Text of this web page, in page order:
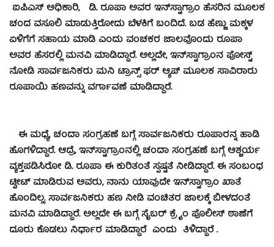
ಐಪಿಎಸ್​ ಅಧಿಕಾರಿ, ಡಿ. ರೂಪಾ ಅವರ ಇನ್​ಸ್ಟಾಗ್ರಾಂ ಹೆಸರಿನ ಮೂಲಕ
ಚಂದ ವಸೂಲಿ ಮಾಡುತ್ತಿರೋದು ಬೆಳಕಿಗೆ ಬಂದಿದೆ. ಬಡ ಹೆಣ್ಣು ಮಕ್ಕಳ
ಏಳಿಗೆಗೆ ಸಹಾಯ ಮಾಡಿ ಎಂದು ವಂಚಕರ ಜಾಲವೊಂದು ರೂಪಾ
ಅವರ ಹೆಸರಲ್ಲಿ ಮನವಿ ಮಾಡಿದ್ದಾರೆ. ಅಲ್ಲದೇ, ಇನ್​ಸ್ಟಾಗ್ರಾಂನ ಪೋಸ್ಟ್
ನೋಡಿ ಸಾರ್ವಜನಿಕರು ಮನಿ ಟ್ರಾನ್ಸ್ ಫರ್ ಆ್ಯಪ್ ಮೂಲಕ ಸಾವಿರಾರು
ರೂಪಾಯಿ ಹಣವನ್ನು ವರ್ಗಾವಣೆ ಮಾಡಿದ್ದಾರೆ.
ಈ ಮಧ್ಯೆ, ಚಂದಾ ಸಂಗ್ರಹಣೆ ಬಗ್ಗೆ ಸಾರ್ವಜನಿಕರು ರೂಪಾರನ್ನ ಹಾಡಿ
ಹೊಗಳಿದ್ದಾರೆ. ಆದ್ರೆ, ಇನ್​ಸ್ಟಾಗ್ರಾಂನಲ್ಲಿ ಚಂದಾ ಸಂಗ್ರಹಣೆ ಬಗ್ಗೆ ಆಶ್ಚರ್ಯ
ವ್ಯಕ್ತಪಡಿಸಿರೋ ಡಿ. ರೂಪಾ ಈ ಕುರಿತಂತೆ ಸ್ಪಷ್ಟತೆ ನೀಡಿದ್ದಾರೆ. ಈ ಸಂಬಂಧ
ಟ್ವೀಟ್​ ಮಾಡಿರುವ ಅವರು, ನಾನು ಯಾವುದೇ ಇನ್​ಸ್ಟಾಗ್ರಾಂ ಖಾತೆ
ಹೊಂದಿಲ್ಲ. ಸಾರ್ವಜನಿಕರು ಹಣ ನೀಡಿ ವಂಚಿತರ ಜಾಲಕ್ಕೆ ಬೀಳದಂತೆ
ಮನವಿ ಮಾಡಿದ್ದಾರೆ. ಅಲ್ಲದೇ ಈ ಬಗ್ಗೆ ಸೈಬರ್ ಕ್ರೈಂ ಪೊಲೀಸ್ ಠಾಣೆಗೆ
ದೂರು ಕೊಡಲು ನಿರ್ಧಾರ ಮಾಡಿದ್ದಾರೆ ಎಂದು ತಿಳಿದ್ದಾರೆ .